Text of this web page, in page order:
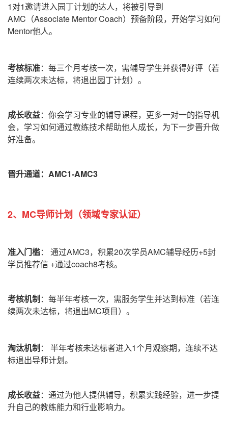
1对1邀请进入园丁计划的达人，将被引导到
AMC（Associate Mentor Coach）预备阶段，开始学习如何
Mentor他人。
考核标准： 每三个月考核一次，需辅导学生并获得好评（若
连续两次未达标，将退出园丁计划）。
成长收益： 你会学习专业的辅导课程，更多一对一的指导机
会，学习如何通过教练技术帮助他人成长，为下一步晋升做
好准备。
晋升通道：AMC1-AMC3
2、MC导师计划 （领域专家认证）
准入门槛：
通过AMC3，积累20次学员AMC辅导经历+5封
学员推荐信 +通过coach8考核。
考核机制： 每半年考核一次，需服务学生并达到标准（若连
续两次未达标，将退出MC项目）。
淘汰机制：
半年考核未达标者进入1个月观察期，连续不达
标退出导师计划。
成长收益：通过为他人提供辅导，积累实践经验，进一步提
升自己的教练能力和行业影响力。